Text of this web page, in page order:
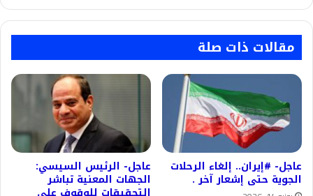
مقالات ذات صلة
عاجل- #إيران.. إلغاء الرحلات
الجوية حتى إشعار آخر .
عاجل- الرئيس السيسي:
الجهات المعنية تباشر